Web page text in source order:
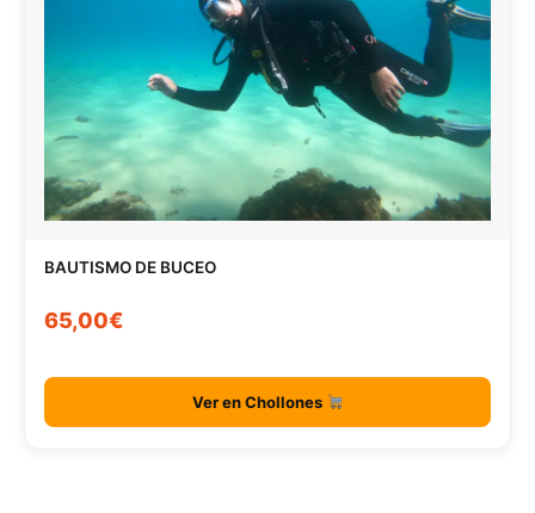
BAUTISMO DE BUCEO
65,00€
Ver en Chollones